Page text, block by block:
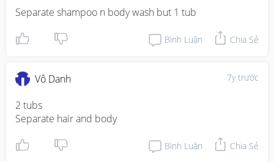
Separate shampoo n body wash but 1 tub
Bình Luận Chia Sẻ
7y trước
Vô Danh
2 tubs
Separate hair and body
Bình Luận Chia Sẻ